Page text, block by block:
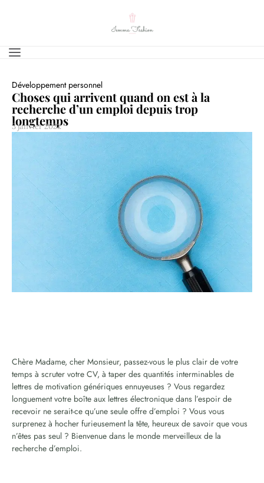
Développement personnel
Choses qui arrivent quand on est à la
recherche d’un emploi depuis trop
longtemps
3 janvier 2022
Chère Madame, cher Monsieur, passez-vous le plus clair de votre
temps à scruter votre CV, à taper des quantités interminables de
lettres de motivation génériques ennuyeuses ? Vous regardez
longuement votre boîte aux lettres électronique dans l’espoir de
recevoir ne serait-ce qu’une seule offre d’emploi ? Vous vous
surprenez à hocher furieusement la tête, heureux de savoir que vous
n’êtes pas seul ? Bienvenue dans le monde merveilleux de la
recherche d’emploi.